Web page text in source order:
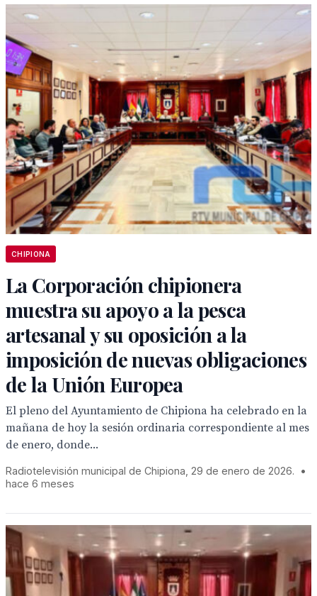
CHIPIONA
La Corporación chipionera
muestra su apoyo a la pesca
artesanal y su oposición a la
imposición de nuevas obligaciones
de la Unión Europea
El pleno del Ayuntamiento de Chipiona ha celebrado en la
mañana de hoy la sesión ordinaria correspondiente al mes
de enero, donde...
Radiotelevisión municipal de Chipiona, 29 de enero de 2026.
•
hace 6 meses